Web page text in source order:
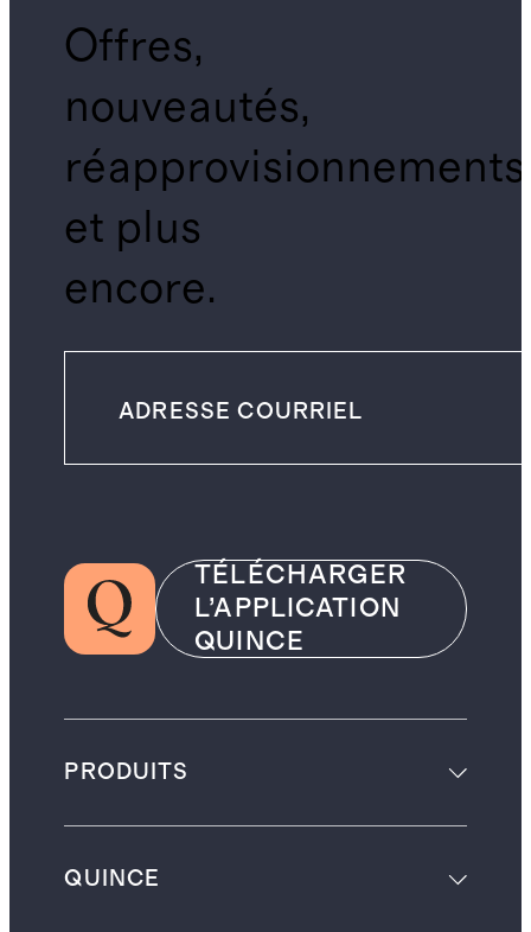
Offres,
nouveautés,
réapprovisionnements
et plus
encore.
TÉLÉCHARGER
L’APPLICATION
QUINCE
PRODUITS
QUINCE